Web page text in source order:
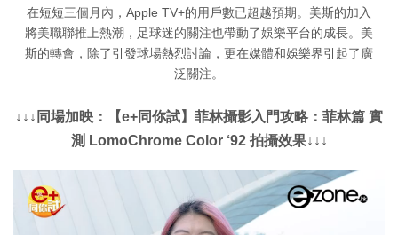
在短短三個月內，Apple TV+的用戶數已超越預期。美斯的加入
將美職聯推上熱潮，足球迷的關注也帶動了娛樂平台的成長。美
斯的轉會，除了引發球場熱烈討論，更在媒體和娛樂界引起了廣
泛關注。
↓↓↓同場加映：【e+同你試】菲林攝影入門攻略：菲林篇 實
測 LomoChrome Color ‘92 拍攝效果↓↓↓